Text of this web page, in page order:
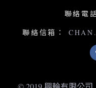
聯絡電
聯絡信箱：